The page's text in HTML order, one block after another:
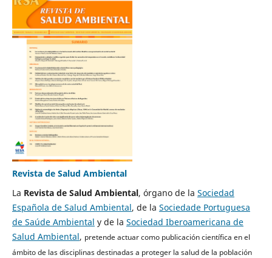
Revista de Salud Ambiental
La Revista de Salud Ambiental, órgano de la Sociedad
Española de Salud Ambiental, de la Sociedade Portuguesa
de Saúde Ambiental y de la Sociedad Iberoamericana de
Salud Ambiental, pretende actuar como publicación científica en el
ámbito de las disciplinas destinadas a proteger la salud de la población